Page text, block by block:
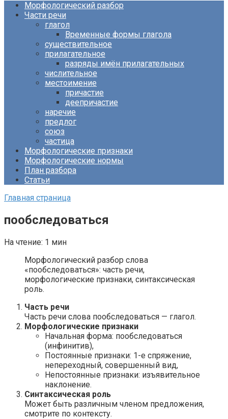
Морфологический разбор
Части речи
глагол
Временные формы глагола
существительное
прилагательное
разряды имён прилагательных
числительное
местоимение
причастие
деепричастие
наречие
предлог
союз
частица
Морфологические признаки
Морфологические нормы
План разбора
Статьи
Главная страница
пообследоваться
На чтение: 1 мин
Морфологический разбор слова
«пообследоваться»: часть речи,
морфологические признаки, синтаксическая
роль.
Часть речи
Часть речи слова пообследоваться — глагол.
Морфологические признаки
Начальная форма: пообследоваться
(инфинитив),
Постоянные признаки: 1-е спряжение,
непереходный, совершенный вид,
Непостоянные признаки: изъявительное
наклонение.
Синтаксическая роль
Может быть различным членом предложения,
смотрите по контексту.